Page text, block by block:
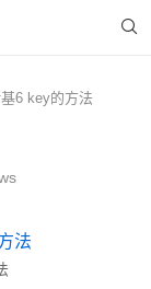
6 key的方法